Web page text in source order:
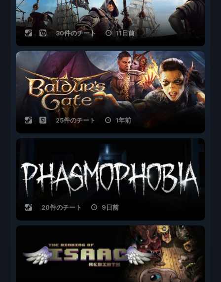
30件のチート 11日前
25件のチート 1年前
20件のチート 9日前